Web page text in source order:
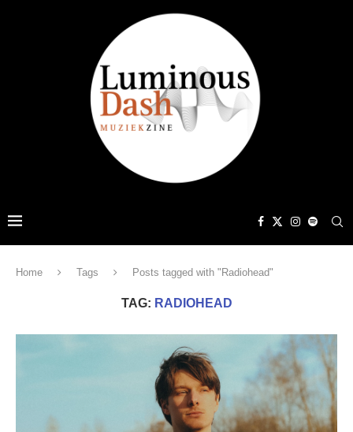
Home Tags Posts tagged with "Radiohead"
TAG: RADIOHEAD